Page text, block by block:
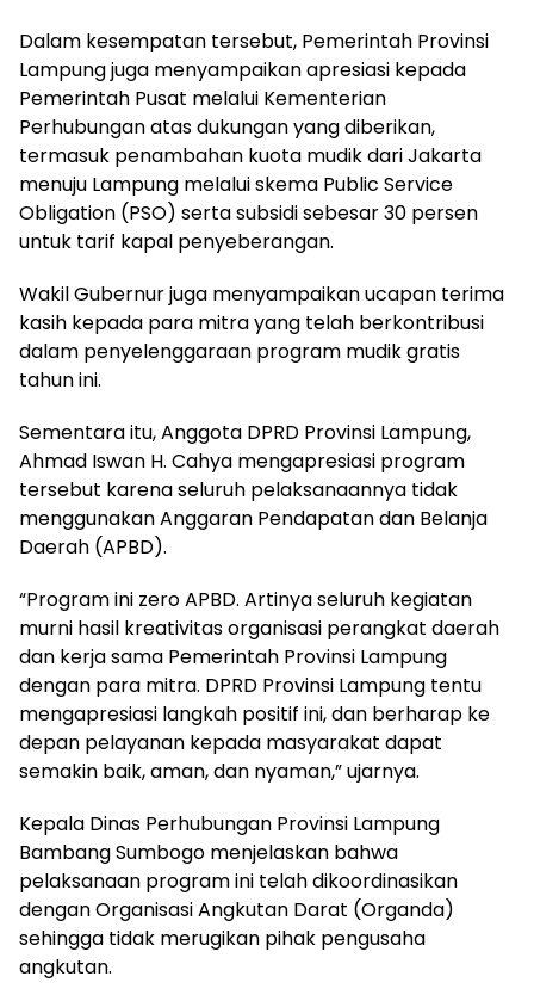
Dalam kesempatan tersebut, Pemerintah Provinsi
Lampung juga menyampaikan apresiasi kepada
Pemerintah Pusat melalui Kementerian
Perhubungan atas dukungan yang diberikan,
termasuk penambahan kuota mudik dari Jakarta
menuju Lampung melalui skema Public Service
Obligation (PSO) serta subsidi sebesar 30 persen
untuk tarif kapal penyeberangan.
Wakil Gubernur juga menyampaikan ucapan terima
kasih kepada para mitra yang telah berkontribusi
dalam penyelenggaraan program mudik gratis
tahun ini.
Sementara itu, Anggota DPRD Provinsi Lampung,
Ahmad Iswan H. Cahya mengapresiasi program
tersebut karena seluruh pelaksanaannya tidak
menggunakan Anggaran Pendapatan dan Belanja
Daerah (APBD).
“Program ini zero APBD. Artinya seluruh kegiatan
murni hasil kreativitas organisasi perangkat daerah
dan kerja sama Pemerintah Provinsi Lampung
dengan para mitra. DPRD Provinsi Lampung tentu
mengapresiasi langkah positif ini, dan berharap ke
depan pelayanan kepada masyarakat dapat
semakin baik, aman, dan nyaman,” ujarnya.
Kepala Dinas Perhubungan Provinsi Lampung
Bambang Sumbogo menjelaskan bahwa
pelaksanaan program ini telah dikoordinasikan
dengan Organisasi Angkutan Darat (Organda)
sehingga tidak merugikan pihak pengusaha
angkutan.